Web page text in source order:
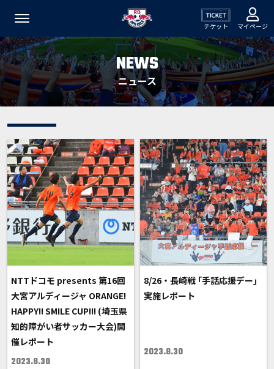
チケット マイページ
NEWS
ニュース
NTTドコモ presents 第16回
大宮アルディージャ ORANGE!
HAPPY!! SMILE CUP!!! (埼玉県
知的障がい者サッカー大会)開
催レポート
2023.8.30
8/26・長崎戦 ｢手話応援デー｣
実施レポート
2023.8.30